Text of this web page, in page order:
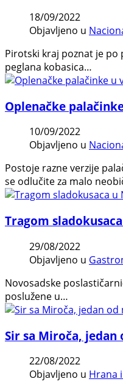
18/09/2022
Objavljeno u
Pirotski kraj poznat je po
peglana kobasica…
Oplenačke
10/09/2022
Objavljeno u
Postoje razne verzije
se odlučite za malo
Tragom
29/08/2022
Objavljeno u
Novosadske
poslužene u…
Sir sa Miroča,
22/08/2022
Objavljeno u Hrana